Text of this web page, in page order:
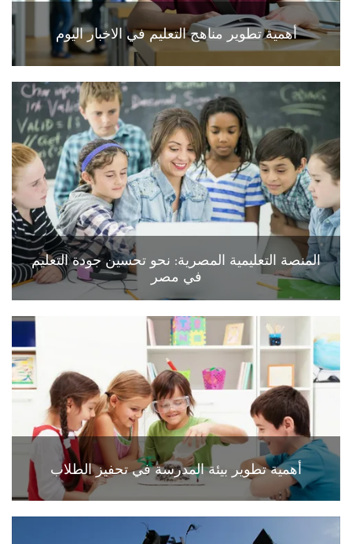
أهمية تطوير مناهج التعليم في الاخبار اليوم
المنصة التعليمية المصرية: نحو تحسين جودة التعليم
في مصر
أهمية تطوير بيئة المدرسة في تحفيز الطلاب